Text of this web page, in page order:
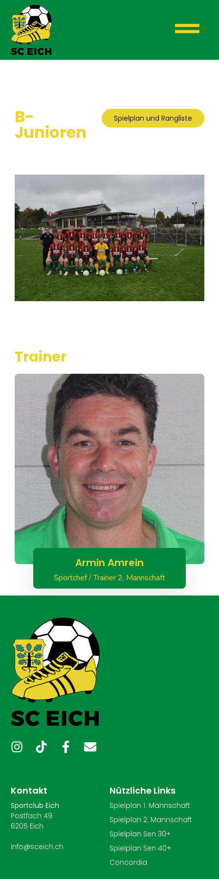
B-
Junioren
Spielplan und Rangliste
Trainer
Armin Amrein
Sportchef / Trainer 2. Mannschaft
Kontakt
Sportclub Eich
Postfach 49
6205 Eich
info@sceich.ch
Nützliche Links
Spielplan 1. Mannschaft
Spielplan 2. Mannschaft
Spielplan Sen 30+
Spielplan Sen 40+
Concordia